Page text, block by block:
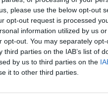
please use the below opt-out
opt-out request is processed
information utilized by us
out. You may separately
parties on the IAB’s list of
by us to third parties on the
it to other third parties.
actualizar las